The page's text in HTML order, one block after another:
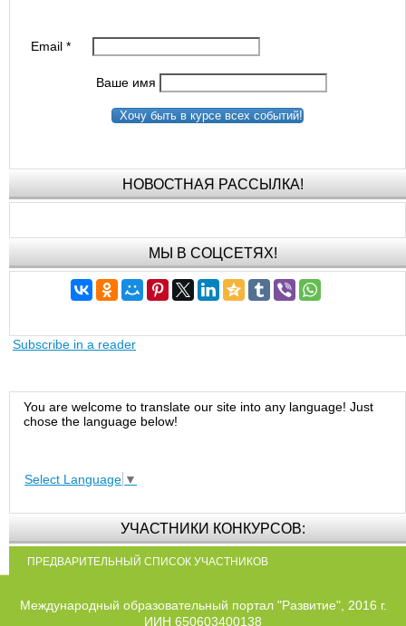
Email*
Ваше имя
Хочу быть в курсе всех событий!
НОВОСТНАЯ РАССЫЛКА!
МЫ В СОЦСЕТЯХ!
Subscribe in a reader
You are welcome to translate our site into any language! Just
chose the language below!
Select Language ▼
УЧАСТНИКИ КОНКУРСОВ:
ПРЕДВАРИТЕЛЬНЫЙ СПИСОК УЧАСТНИКОВ
Международный образовательный портал "Развитие", 2016 г.
ИИН 650603400138